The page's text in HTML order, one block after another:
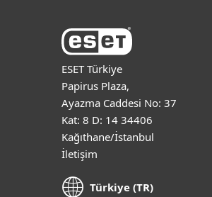
ESET Türkiye
Papirus Plaza,
Ayazma Caddesi No: 37
Kat: 8 D: 14 34406
Kağıthane/İstanbul
İletişim
Türkiye (TR)